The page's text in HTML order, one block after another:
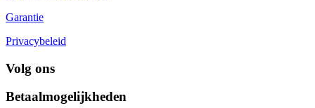
Garantie
Privacybeleid
Volg ons
Betaalmogelijkheden